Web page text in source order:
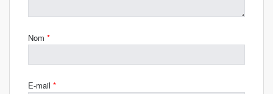
Nom *
E-mail *